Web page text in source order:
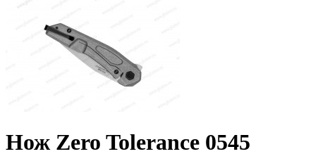
Нож Zero Tolerance 0545